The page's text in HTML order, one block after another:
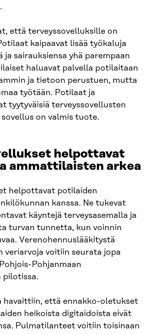
että terveyssovelluksille on
kaipaavat lisää työkaluja
ja sairauksiensa yhä parempaan
haluavat palvella potilaitaan
ja tietoon perustuen, mutta
työtään. Potilaat ja
tyytyväisiä terveyssovellusten
on valmis tuote.
helpottavat
ammattilaisten arkea
helpottavat potilaiden
kanssa. Ne tukevat
käyntejä terveysasemalla ja
turvan tunnetta, kun voinnin
Verenohennuslääkitystä
veriarvoja voitiin seurata jopa
Pohjanmaan
pilotissa.
havaittiin, että ennakko-oletukset
heikoista digitaidoista eivät
Pulmatilanteet voitiin toisinaan